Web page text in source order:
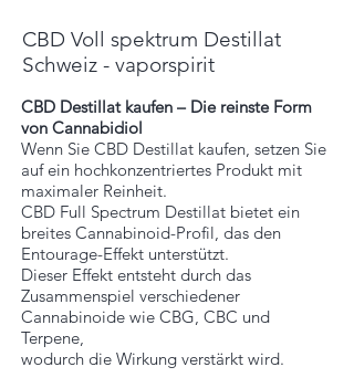
CBD Voll spektrum Destillat
Schweiz - vaporspirit
CBD Destillat kaufen – Die reinste Form
von Cannabidiol
Wenn Sie CBD Destillat kaufen, setzen Sie
auf ein hochkonzentriertes Produkt mit
maximaler Reinheit.
CBD Full Spectrum Destillat bietet ein
breites Cannabinoid-Profil, das den
Entourage-Effekt unterstützt.
Dieser Effekt entsteht durch das
Zusammenspiel verschiedener
Cannabinoide wie CBG, CBC und
Terpene,
wodurch die Wirkung verstärkt wird.